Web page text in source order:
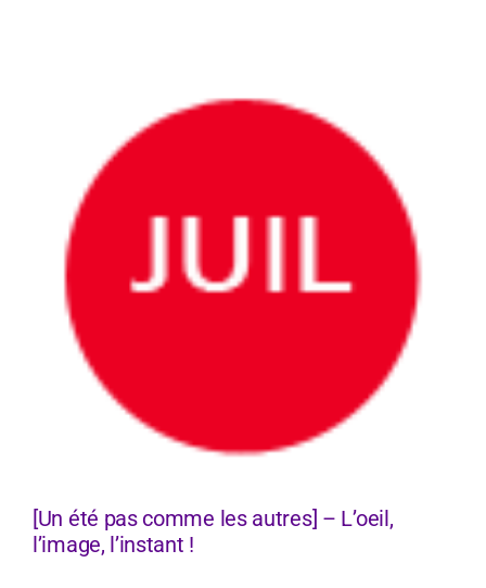
[Un été pas comme les autres] – L’oeil,
l’image, l’instant !